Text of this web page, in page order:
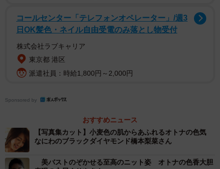
したような、隅田忍という役を任せて頂き本当に光栄で
す。忍という役が僕にも共通するような思考回路の持ち主
でしたので、僕だったら表現できるのではないかとワクワ
クしました！」と語っています。
ンが多いドラマはなかなか珍しいかな？と。個人的には私
ことは凄く光栄です」、矢野さんは「とっても元気な子！
パワフルな女の子！ というイメージ(笑)です。でも読み込
めば読み込むほど、すごく繊細で不器用な子なんです。多
コールセンター「テレフォンオペレーター」/週3
日OK髪色・ネイル自由受電のみ落とし物受付
株式会社ラブキャリア
東京都 港区
派遣社員：時給1,800円～2,000円
Sponsored by
おすすめニュース
【写真集カット】小麦色の肌からあふれるオトナの色気
なにわのブラックダイヤモンド橋本梨菜さん
美バストのぞかせる至高のニット姿 オトナの色香大胆